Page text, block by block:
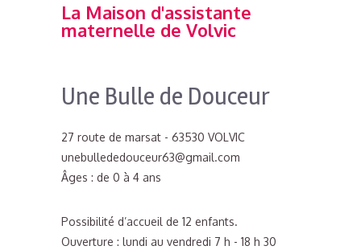
La Maison d'assistante
maternelle de Volvic
Une Bulle de Douceur
27 route de marsat - 63530 VOLVIC
unebullededouceur63@gmail.com
Âges : de 0 à 4 ans
Possibilité d’accueil de 12 enfants.
Ouverture : lundi au vendredi 7 h - 18 h 30